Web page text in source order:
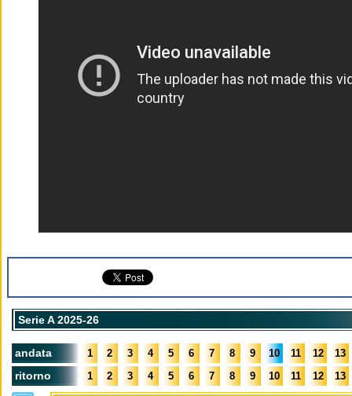
Serie A 2025-26
andata 1 2 3 4 5 6 7 8 9 10 11 12 13
ritorno 1 2 3 4 5 6 7 8 9 10 11 12 13